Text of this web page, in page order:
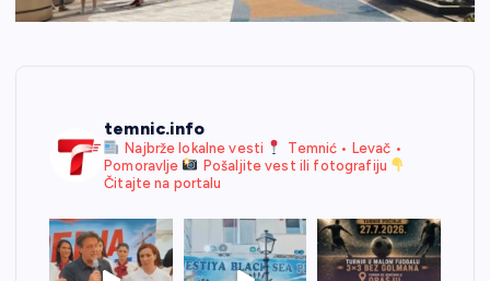
temnic.info
Najbrže lokalne vesti
Temnić • Levač •
Pomoravlje
Pošaljite vest ili fotografiju
Čitajte na portalu